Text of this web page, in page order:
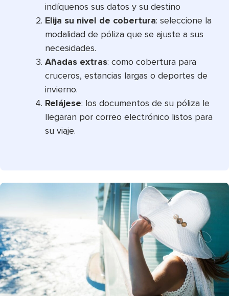
indíquenos sus datos y su destino
Elija su nivel de cobertura: seleccione la
modalidad de póliza que se ajuste a sus
necesidades.
Añadas extras: como cobertura para
cruceros, estancias largas o deportes de
invierno.
Relájese: los documentos de su póliza le
llegaran por correo electrónico listos para
su viaje.